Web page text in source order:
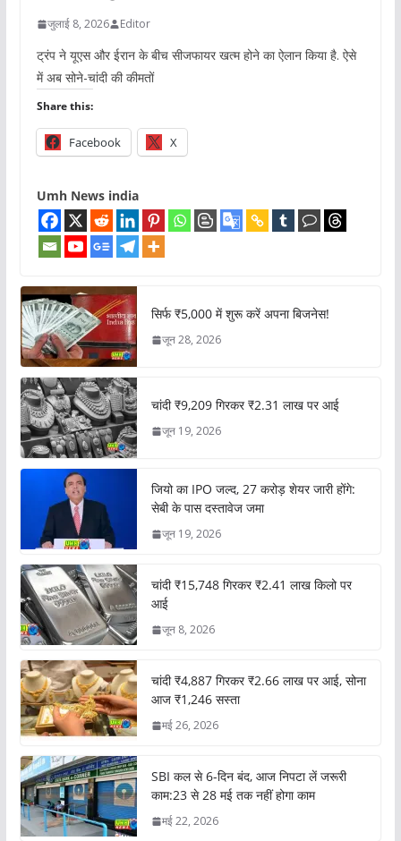
जुलाई 8, 2026 Editor
ट्रंप ने यूएस और ईरान के बीच सीजफायर खत्म होने का ऐलान किया है. ऐसे
में अब सोने-चांदी की कीमतों
Share this:
Facebook X
Umh News india
सिर्फ ₹5,000 में शुरू करें अपना बिजनेस!
जून 28, 2026
चांदी ₹9,209 गिरकर ₹2.31 लाख पर आई
जून 19, 2026
जियो का IPO जल्द, 27 करोड़ शेयर जारी होंगे:
सेबी के पास दस्तावेज जमा
जून 19, 2026
चांदी ₹15,748 गिरकर ₹2.41 लाख किलो पर
आई
जून 8, 2026
चांदी ₹4,887 गिरकर ₹2.66 लाख पर आई, सोना
आज ₹1,246 सस्ता
मई 26, 2026
SBI कल से 6-दिन बंद, आज निपटा लें जरूरी
काम:23 से 28 मई तक नहीं होगा काम
मई 22, 2026